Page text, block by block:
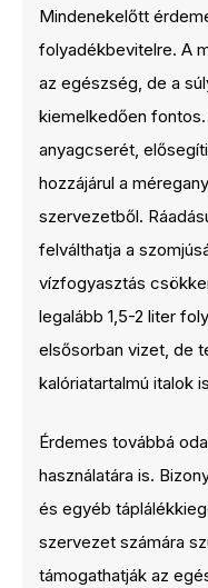
Mindenekelőtt
folyadékbevitelre. A
az egészség, de a
kiemelkedően
anyagcserét,
hozzájárul a
szervezetből.
felválthatja a
vízfogyasztás
legalább 1,5-2 liter
elsősorban vizet, de
kalóriatartalmú italok
Érdemes továbbá
használatára is.
és egyéb
szervezet számára
támogathatják az